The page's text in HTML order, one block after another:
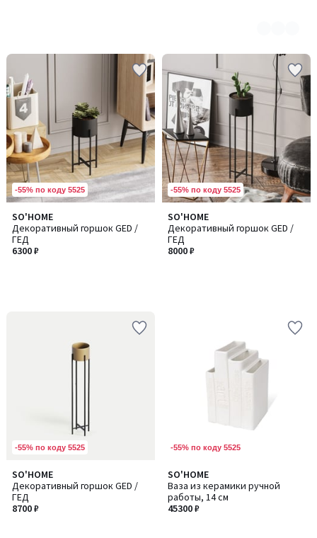
-55% по коду 5525
SO'HOME
Декоративный горшок GED /
ГЕД
6300 ₽
-55% по коду 5525
SO'HOME
Декоративный горшок GED /
ГЕД
8000 ₽
-55% по коду 5525
SO'HOME
Декоративный горшок GED /
ГЕД
8700 ₽
-55% по коду 5525
SO'HOME
Ваза из керамики ручной
работы, 14 см
45300 ₽